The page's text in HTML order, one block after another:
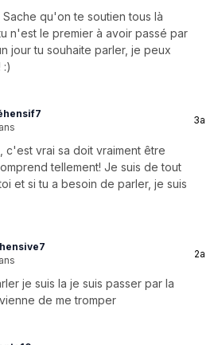
Sache qu'on te soutien tous là
n'est le premier à avoir passé par
jour tu souhaite parler, je peux
:)
3a
c'est vrai sa doit vraiment être
tellement! Je suis de tout
et si tu a besoin de parler, je suis
2a
je suis la je suis passer par la
de me tromper